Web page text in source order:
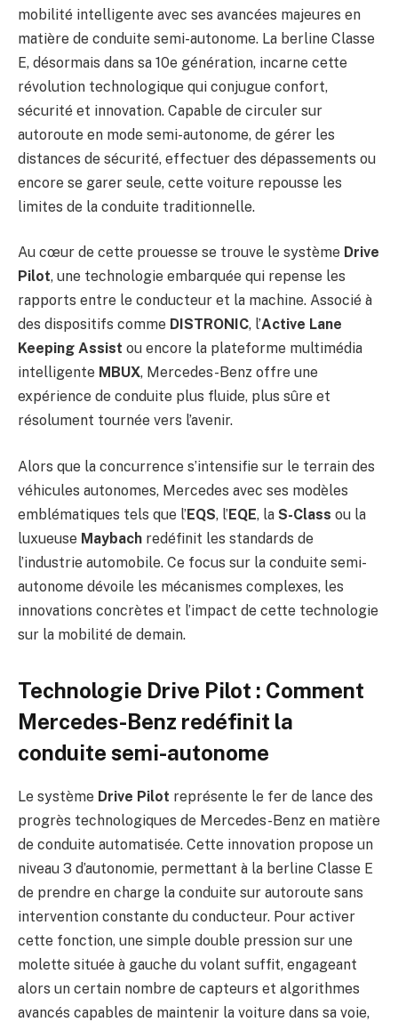
mobilité intelligente avec ses avancées majeures en
matière de conduite semi-autonome. La berline Classe
E, désormais dans sa 10e génération, incarne cette
révolution technologique qui conjugue confort,
sécurité et innovation. Capable de circuler sur
autoroute en mode semi-autonome, de gérer les
distances de sécurité, effectuer des dépassements ou
encore se garer seule, cette voiture repousse les
limites de la conduite traditionnelle.
Au cœur de cette prouesse se trouve le système Drive
Pilot, une technologie embarquée qui repense les
rapports entre le conducteur et la machine. Associé à
des dispositifs comme DISTRONIC, l’Active Lane
Keeping Assist ou encore la plateforme multimédia
intelligente MBUX, Mercedes-Benz offre une
expérience de conduite plus fluide, plus sûre et
résolument tournée vers l’avenir.
Alors que la concurrence s’intensifie sur le terrain des
véhicules autonomes, Mercedes avec ses modèles
emblématiques tels que l’EQS, l’EQE, la S-Class ou la
luxueuse Maybach redéfinit les standards de
l’industrie automobile. Ce focus sur la conduite semi-
autonome dévoile les mécanismes complexes, les
innovations concrètes et l’impact de cette technologie
sur la mobilité de demain.
Technologie Drive Pilot : Comment
Mercedes-Benz redéfinit la
conduite semi-autonome
Le système Drive Pilot représente le fer de lance des
progrès technologiques de Mercedes-Benz en matière
de conduite automatisée. Cette innovation propose un
niveau 3 d’autonomie, permettant à la berline Classe E
de prendre en charge la conduite sur autoroute sans
intervention constante du conducteur. Pour activer
cette fonction, une simple double pression sur une
molette située à gauche du volant suffit, engageant
alors un certain nombre de capteurs et algorithmes
avancés capables de maintenir la voiture dans sa voie,